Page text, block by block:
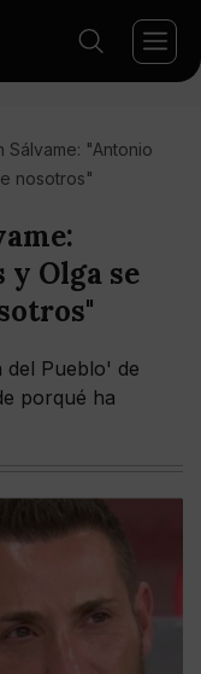
Sálvame: "Antonio
nosotros"
Olga se
del Pueblo' de
porqué ha